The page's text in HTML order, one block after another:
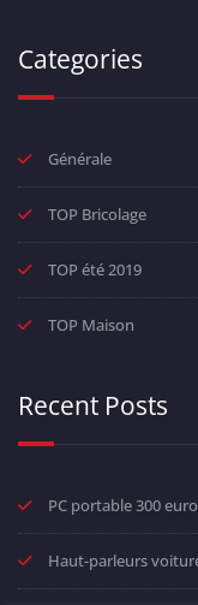
Categories
Générale
TOP Bricolage
TOP été 2019
TOP Maison
Recent Posts
PC portable 300
Haut-parleurs